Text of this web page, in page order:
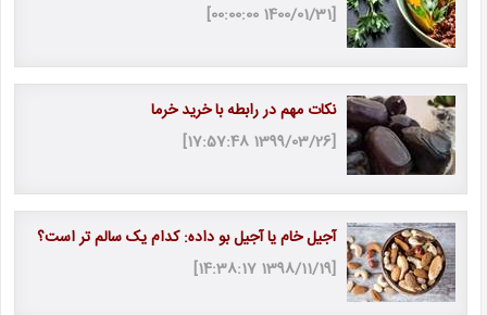
[1400/01/31 00:00:00]
نکات مهم در رابطه با خرید خرما
[1399/03/26 17:57:48]
آجیل خام یا آجیل بو داده: کدام یک سالم تر است؟
[1398/11/19 14:38:17]